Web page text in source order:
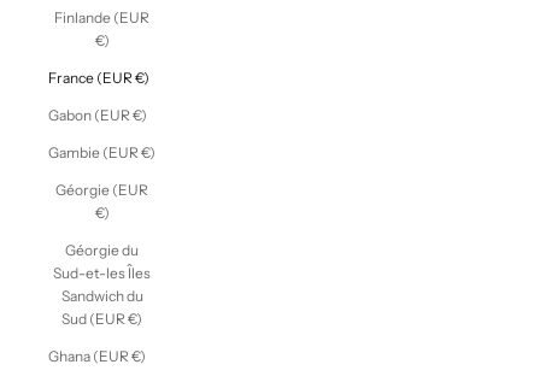
Finlande (EUR
€)
France (EUR €)
Gabon (EUR €)
Gambie (EUR €)
Géorgie (EUR
€)
Géorgie du
Sud-et-les Îles
Sandwich du
Sud (EUR €)
Ghana (EUR €)